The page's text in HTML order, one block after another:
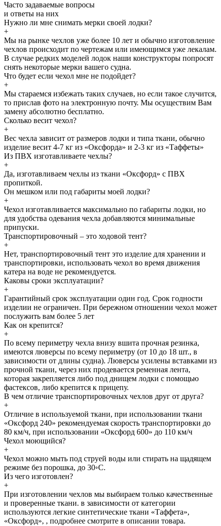
Часто задаваемые вопросы
и ответы на них
Нужно ли мне снимать мерки своей лодки?
+
Мы на рынке чехлов уже более 10 лет и обычно изготовление
чехлов происходит по чертежам или имеющимся уже лекалам.
В случае редких моделей лодок наши конструкторы попросят
снять некоторые мерки вашего судна.
Что будет если чехол мне не подойдет?
+
Мы стараемся избежать таких случаев, но если такое случится,
то прислав фото на электронную почту. Мы осуществим Вам
замену абсолютно бесплатно.
Сколько весит чехол?
+
Вес чехла зависит от размеров лодки и типа ткани, обычно
изделие весит 4-7 кг из «Оксфорда» и 2-3 кг из «Таффеты»
Из ПВХ изготавливаете чехлы?
+
Да, изготавливаем чехлы из ткани «Оксфорд» с ПВХ
пропиткой.
Он мешком или под габариты моей лодки?
+
Чехол изготавливается максимально по габариты лодки, но
для удобства одевания чехла добавляются минимальные
припуски.
Транспортировочный – это ходовой тент?
+
Нет, транспортировочный тент это изделие для хранении и
транспортировки, использовать чехол во время движения
катера на воде не рекомендуется.
Каковы сроки эксплуатации?
+
Гарантийный срок эксплуатации один год. Срок годности
изделии не ограничен. При бережном отношении чехол может
послужить вам более 5 лет
Как он крепится?
+
По всему периметру чехла внизу вшита прочная резинка,
имеются люверсы по всему периметру (от 10 до 18 шт., в
зависимости от длины судна). Люверсы усилены вставками из
прочной ткани, через них продевается ременная лента,
которая закрепляется либо под днищем лодки с помощью
фастексов, либо крепится к прицепу.
В чем отличие транспортировочных чехлов друг от друга?
+
Отличие в используемой ткани, при использовании ткани
«Оксфорд 240» рекомендуемая скорость транспортировки до
80 км/ч, при использовании «Оксфорд 600» до 110 км/ч
Чехол моющийся?
+
Чехол можно мыть под струей воды или стирать на щадящем
режиме без порошка, до 30◦С.
Из чего изготовлен?
+
При изготовлении чехлов мы выбираем только качественные
и проверенные ткани. в зависимости от категории
используются легкие синтетические ткани «Таффета»,
«Оксфорд», , подробнее смотрите в описании товара.